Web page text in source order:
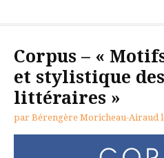
Corpus – «
et stylistique
littéraires »
par Bérengère Moricheau-Airaud